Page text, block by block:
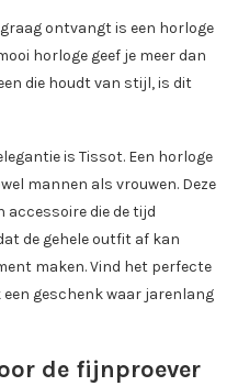
ontvangt is een horloge
horloge geef je meer dan
die houdt van stijl, is dit
is Tissot. Een horloge
mannen als vrouwen. Deze
accessoire die de tijd
de gehele outfit af kan
maken. Vind het perfecte
een geschenk waar jarenlang
de fijnproever